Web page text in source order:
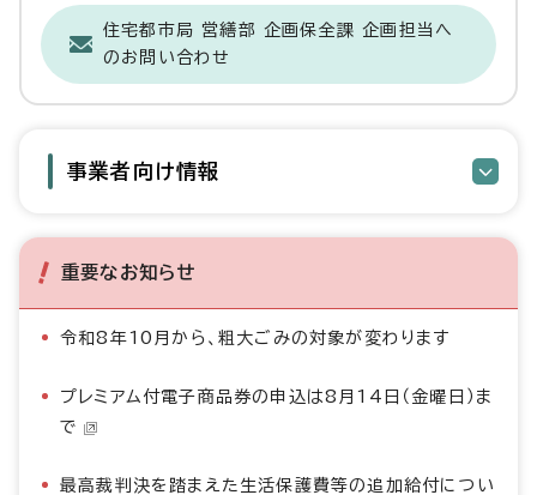
住宅都市局 営繕部 企画保全課 企画担当へ
のお問い合わせ
事業者向け情報
重要なお知らせ
令和8年10月から、粗大ごみの対象が変わります
プレミアム付電子商品券の申込は8月14日（金曜日）ま
で
最高裁判決を踏まえた生活保護費等の追加給付につい